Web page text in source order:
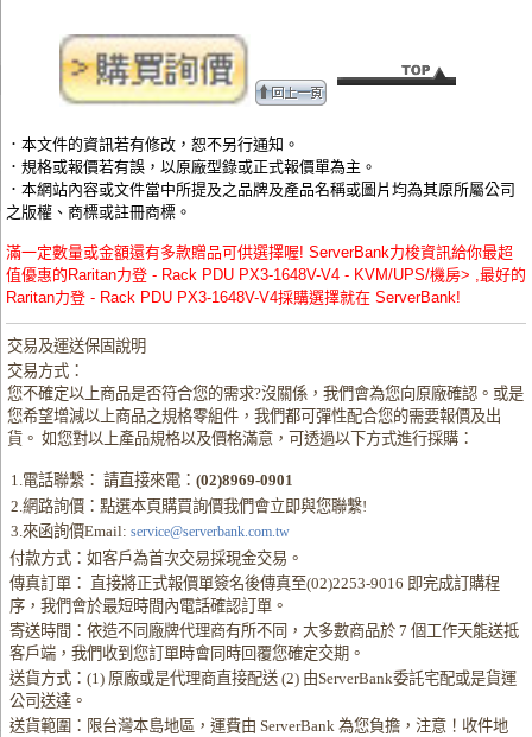
．本文件的資訊若有修改，恕不另行通知。
．規格或報價若有誤，以原廠型錄或正式報價單為主。
．本網站內容或文件當中所提及之品牌及產品名稱或圖片均為其原所屬公司
之版權、商標或註冊商標。
滿一定數量或金額還有多款贈品可供選擇喔! ServerBank力梭資訊給你最超
值優惠的Raritan力登 - Rack PDU PX3-1648V-V4 - KVM/UPS/機房> ,最好的
Raritan力登 - Rack PDU PX3-1648V-V4採購選擇就在 ServerBank!
交易及運送保固說明
交易方式：
您不確定以上商品是否符合您的需求?沒關係，我們會為您向原廠確認。或是
您希望增減以上商品之規格零組件，我們都可彈性配合您的需要報價及出
貨。 如您對以上產品規格以及價格滿意，可透過以下方式進行採購：
1.電話聯繫： 請直接來電：(02)8969-0901
2.網路詢價：點選本頁購買詢價我們會立即與您聯繫!
3.來函詢價Email: service@serverbank.com.tw
付款方式：如客戶為首次交易採現金交易。
傳真訂單： 直接將正式報價單簽名後傳真至(02)2253-9016 即完成訂購程
序，我們會於最短時間內電話確認訂單。
寄送時間：依造不同廠牌代理商有所不同，大多數商品於 7 個工作天能送抵
客戶端，我們收到您訂單時會同時回覆您確定交期。
送貨方式：(1) 原廠或是代理商直接配送 (2) 由ServerBank委託宅配或是貨運
公司送達。
送貨範圍：限台灣本島地區，運費由 ServerBank 為您負擔，注意！收件地